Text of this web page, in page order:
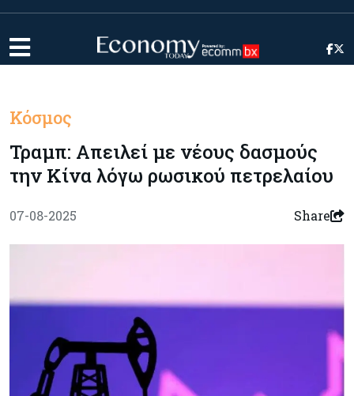
Κόσμος
Τραμπ: Απειλεί με νέους δασμούς
την Κίνα λόγω ρωσικού πετρελαίου
07-08-2025 Share